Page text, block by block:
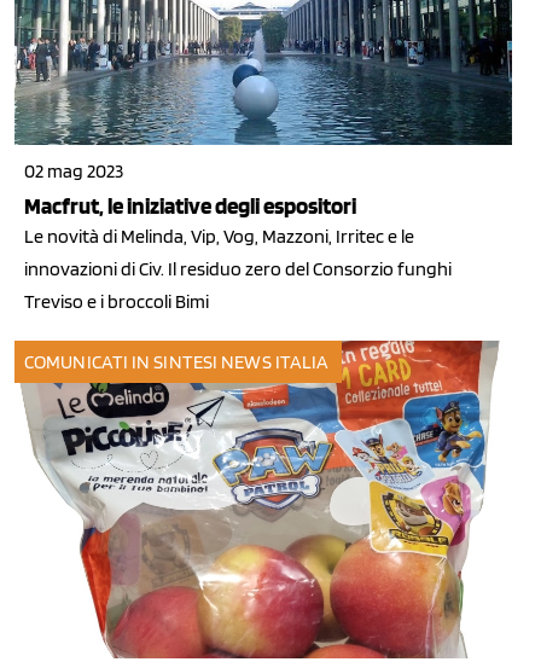
02 mag 2023
Macfrut, le iniziative degli espositori
Le novità di Melinda, Vip, Vog, Mazzoni, Irritec e le
innovazioni di Civ. Il residuo zero del Consorzio funghi
Treviso e i broccoli Bimi
COMUNICATI IN SINTESI NEWS ITALIA